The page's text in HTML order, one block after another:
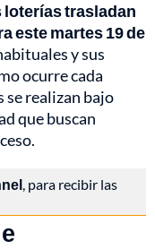
loterías trasladan
este martes 19 de
y sus
ocurre cada
se realizan bajo
que buscan
, para recibir las